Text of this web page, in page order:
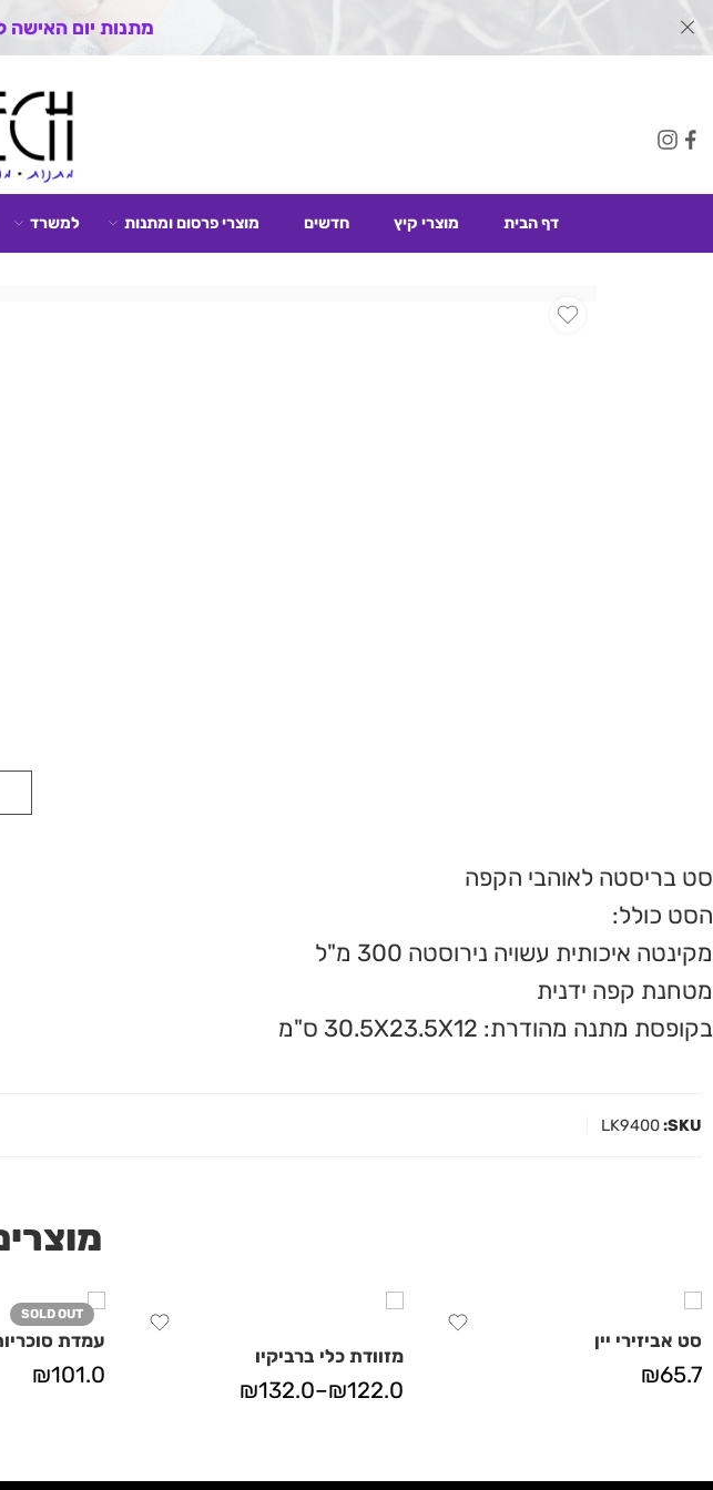
מתנות יום האישה
דף הבית מוצרי קיץ חדשים מוצרי פרסום ומתנות למשרד
סט בריסטה לאוהבי הקפה
הסט כולל:
מקינטה איכותית עשויה נירוסטה 300 מ"ל
מטחנת קפה ידנית
בקופסת מתנה מהודרת: 30.5X23.5X12 ס"מ
SKU:
LK9400
סט אביזירי יין
₪65.7
מזוודת כלי ברביקיו
₪122.0
–
₪132.0
SOLD OUT
עמדת
₪101.0